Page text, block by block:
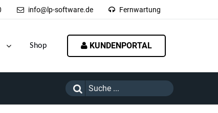
info@lp-software.de Fernwartung
Shop KUNDENPORTAL